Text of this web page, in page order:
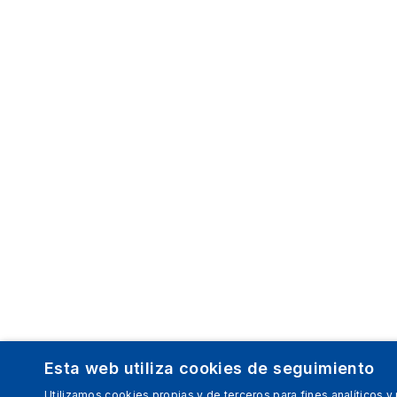
Esta web utiliza cookies de seguimiento